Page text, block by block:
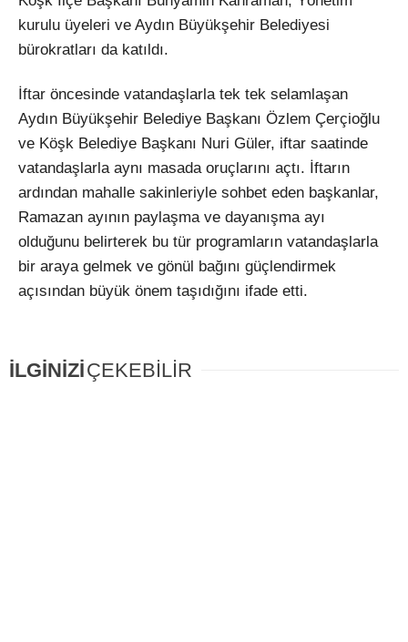
kurulu üyeleri ve Aydın Büyükşehir Belediyesi
bürokratları da katıldı.
İftar öncesinde vatandaşlarla tek tek selamlaşan
Aydın Büyükşehir Belediye Başkanı Özlem Çerçioğlu
ve Köşk Belediye Başkanı Nuri Güler, iftar saatinde
vatandaşlarla aynı masada oruçlarını açtı. İftarın
ardından mahalle sakinleriyle sohbet eden başkanlar,
Ramazan ayının paylaşma ve dayanışma ayı
olduğunu belirterek bu tür programların vatandaşlarla
bir araya gelmek ve gönül bağını güçlendirmek
açısından büyük önem taşıdığını ifade etti.
İLGİNİZİÇEKEBİLİR